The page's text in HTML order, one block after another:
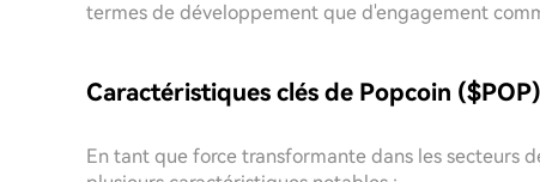
termes de développement que d'engagement
Caractéristiques clés de Popcoin ($POP)
En tant que force transformante dans les secteurs